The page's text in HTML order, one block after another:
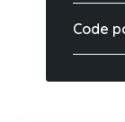
Code